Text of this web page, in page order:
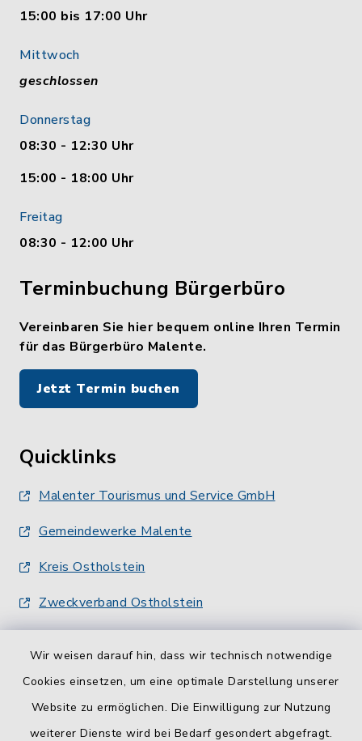
Wir weisen darauf hin, dass wir technisch notwendige
Cookies einsetzen, um eine optimale Darstellung unserer
Website zu ermöglichen. Die Einwilligung zur Nutzung
weiterer Dienste wird bei Bedarf gesondert abgefragt.
15:00 bis 17:00 Uhr
Mittwoch
geschlossen
Donnerstag
08:30 - 12:30 Uhr
15:00 - 18:00 Uhr
Freitag
08:30 - 12:00 Uhr
Terminbuchung Bürgerbüro
Vereinbaren Sie hier bequem online Ihren Termin
für das Bürgerbüro Malente.
Jetzt Termin buchen
Quicklinks
Malenter Tourismus und Service GmbH
Gemeindewerke Malente
Kreis Ostholstein
Zweckverband Ostholstein